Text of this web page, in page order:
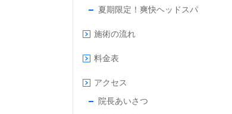
夏期限定！爽快ヘッドスパ
施術の流れ
料金表
アクセス
院長あいさつ